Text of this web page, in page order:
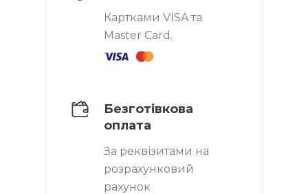
Картками VISA та
Master Card.
Безготівкова
оплата
За реквізитами на
розрахунковий
рахунок